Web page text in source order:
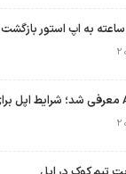
به اپ استور بازگشت